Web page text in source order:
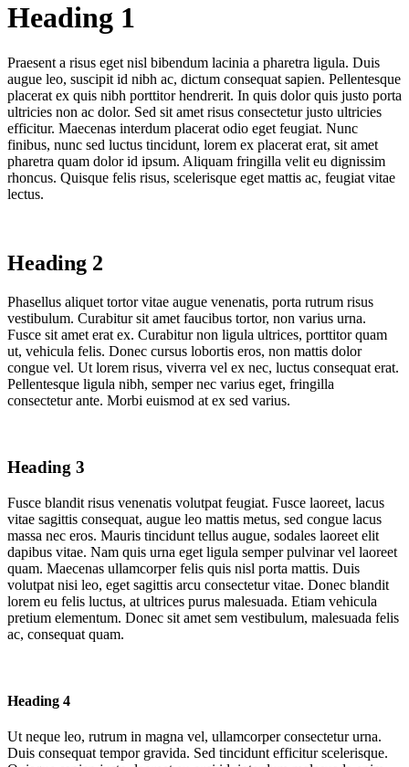
Heading 1
Praesent a risus eget nisl bibendum lacinia a pharetra ligula. Duis
augue leo, suscipit id nibh ac, dictum consequat sapien. Pellentesque
placerat ex quis nibh porttitor hendrerit. In quis dolor quis justo porta
ultricies non ac dolor. Sed sit amet risus consectetur justo ultricies
efficitur. Maecenas interdum placerat odio eget feugiat. Nunc
finibus, nunc sed luctus tincidunt, lorem ex placerat erat, sit amet
pharetra quam dolor id ipsum. Aliquam fringilla velit eu dignissim
rhoncus. Quisque felis risus, scelerisque eget mattis ac, feugiat vitae
lectus.
Heading 2
Phasellus aliquet tortor vitae augue venenatis, porta rutrum risus
vestibulum. Curabitur sit amet faucibus tortor, non varius urna.
Fusce sit amet erat ex. Curabitur non ligula ultrices, porttitor quam
ut, vehicula felis. Donec cursus lobortis eros, non mattis dolor
congue vel. Ut lorem risus, viverra vel ex nec, luctus consequat erat.
Pellentesque ligula nibh, semper nec varius eget, fringilla
consectetur ante. Morbi euismod at ex sed varius.
Heading 3
Fusce blandit risus venenatis volutpat feugiat. Fusce laoreet, lacus
vitae sagittis consequat, augue leo mattis metus, sed congue lacus
massa nec eros. Mauris tincidunt tellus augue, sodales laoreet elit
dapibus vitae. Nam quis urna eget ligula semper pulvinar vel laoreet
quam. Maecenas ullamcorper felis quis nisl porta mattis. Duis
volutpat nisi leo, eget sagittis arcu consectetur vitae. Donec blandit
lorem eu felis luctus, at ultrices purus malesuada. Etiam vehicula
pretium elementum. Donec sit amet sem vestibulum, malesuada felis
ac, consequat quam.
Heading 4
Ut neque leo, rutrum in magna vel, ullamcorper consectetur urna.
Duis consequat tempor gravida. Sed tincidunt efficitur scelerisque.